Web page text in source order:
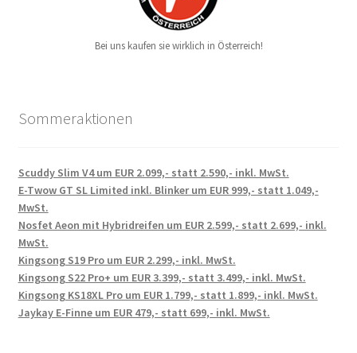
Bei uns kaufen sie wirklich in Österreich!
Sommeraktionen
Scuddy Slim V4 um EUR 2.099,- statt 2.590,- inkl. MwSt.
E-Twow GT SL Limited inkl. Blinker um EUR 999,- statt 1.049,-
MwSt.
Nosfet Aeon mit Hybridreifen um EUR 2.599,- statt 2.699,- inkl.
MwSt.
Kingsong S19 Pro um EUR 2.299,- inkl. MwSt.
Kingsong S22 Pro+ um EUR 3.399,- statt 3.499,- inkl. MwSt.
Kingsong KS18XL Pro um EUR 1.799,- statt 1.899,- inkl. MwSt.
Jaykay E-Finne um EUR 479,- statt 699,- inkl. MwSt.